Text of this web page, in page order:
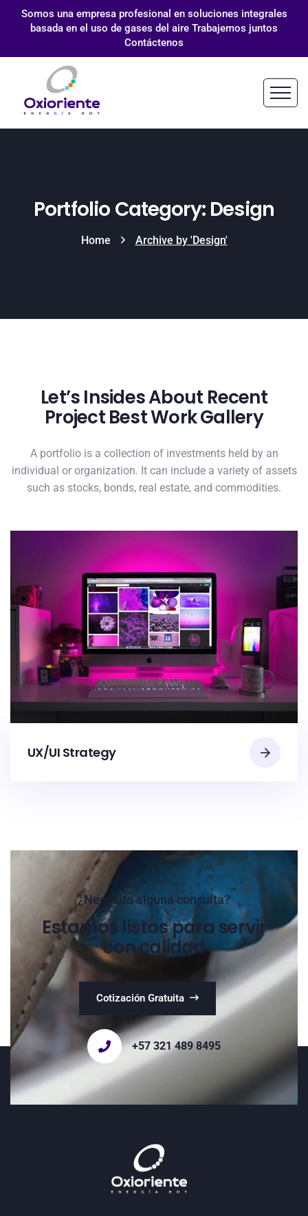
Somos una empresa profesional en soluciones integrales
basada en el uso de gases del aire Trabajemos juntos
Contáctenos
Portfolio Category: Design
Home Archive by 'Design'
Let’s Insides About Recent
Project Best Work Gallery
A portfolio is a collection of investments held by an
individual or organization. It can include a variety of assets
such as stocks, bonds, real estate, and commodities.
UX/UI Strategy
¿Necesita alguna consulta?
Estamos listos para servir
con calidad
Cotización Gratuita
+57 321 489 8495